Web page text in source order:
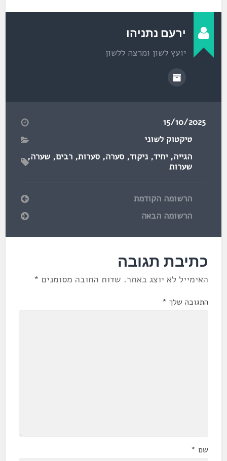
ירעם נתניהו
יועץ לשון ומרצה ללשון
15/10/2025
טיקטוק לשוני
הגייה,יחיד,ניקוד,סערה,סערות,רבים,שערה,
שערות
הרשומה הקודמת
הרשומה הבאה
כתיבת תגובה
האימייל לא יוצג באתר. שדות החובה מסומנים *
התגובה שלך *
שם *